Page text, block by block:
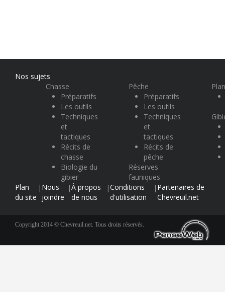
Nos sujets
Chasse
Préparatifs
Les outils
Techniques
et
tactiques
Récits de
chasse
Biologie du
gibier
Pêche
Préparatifs
Les outils
Techniques
et
tactiques
Récits de
pêche
Réserves
fauniques
Plan
du site
| Nous
joindre
|À propos
de nous
|Conditions
d'utilisation
| Partenaires de
Chevreuil.net
Copyright 2014 © Chevreuil.net. Tous droits réservés.